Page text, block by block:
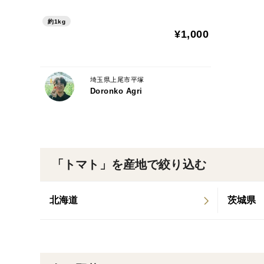
「トマト」を産地で絞り込む
北海道 茨城県
約1kg
¥1,000
埼玉県上尾市平塚
Doronko Agri